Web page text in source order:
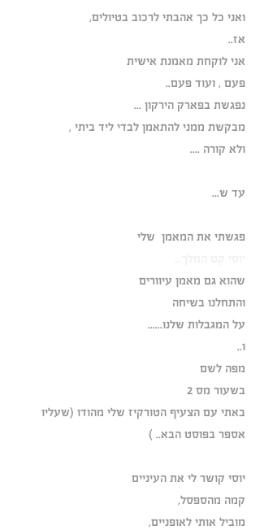
ואני כל כך אהבתי לרכוב בטיולים,
אז..
אני לוקחת מאמנת אישית
פעם , ועוד פעם..
נפגשת בפארק הירקון ...
מבקשת ממני להתאמן לבדי ליד ביתי ,
ולא קורה ....
עד ש...
פגשתי את המאמן  שלי
שהוא גם מאמן עיוורים
והתחלנו בשיחה
על המגבלות שלנו......
ו..
מפה לשם
בשעור מס 2
באתי עם הצעיף הטורקיז שלי מהודו (שעליו
אספר בפוסט הבא.. )
יוסי קושר לי את העיניים
קמה מהספסל,
מוביל אותי לאופניים,